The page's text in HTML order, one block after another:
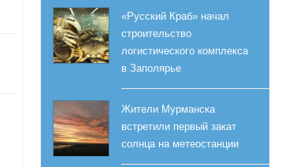
«Русский Краб» начал
строительство
логистического комплекса
в Заполярье
Жители Мурманска
встретили первый закат
солнца на метеостанции